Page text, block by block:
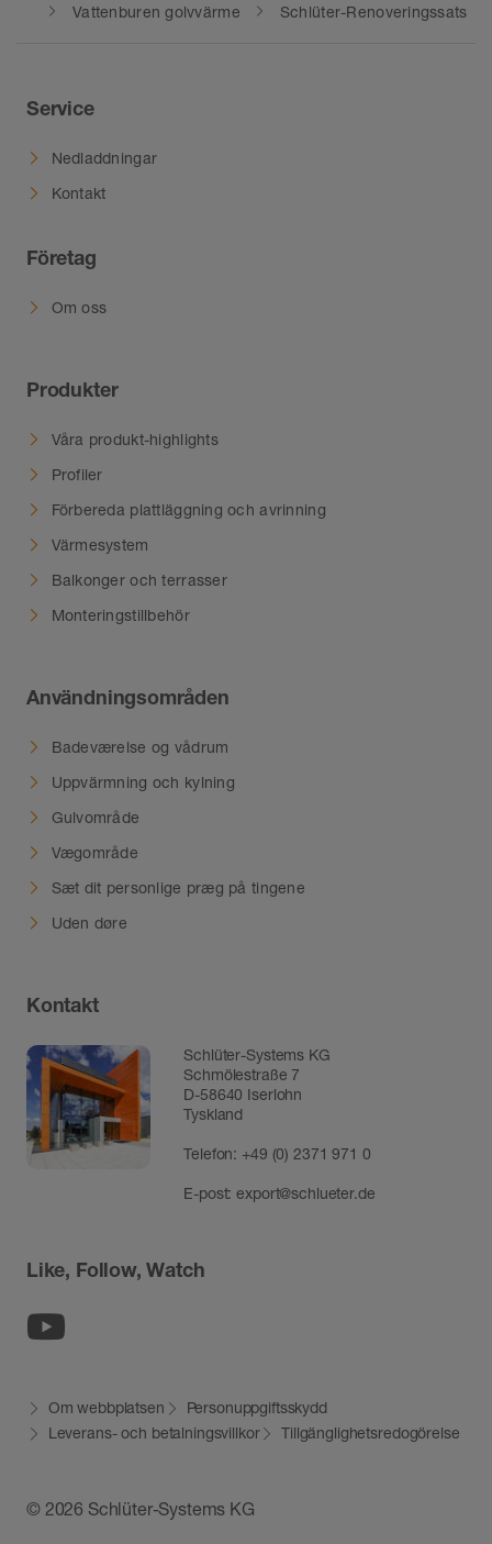
Vattenburen golvvärme
Schlüter-Renoveringssats
Service
Nedladdningar
Kontakt
Företag
Om oss
Produkter
Våra produkt-highlights
Profiler
Förbereda plattläggning och avrinning
Värmesystem
Balkonger och terrasser
Monteringstillbehör
Användningsområden
Badeværelse og vådrum
Uppvärmning och kylning
Gulvområde
Vægområde
Sæt dit personlige præg på tingene
Uden døre
Kontakt
Schlüter-Systems KG
Schmölestraße 7
D-58640 Iserlohn
Tyskland
Telefon:+49 (0) 2371 971 0
E-post:export@schlueter.de
Like, Follow, Watch
© 2026 Schlüter-Systems KG
Om webbplatsen
Personuppgiftsskydd
Leverans- och betalningsvillkor
Tillgänglighetsredogörelse